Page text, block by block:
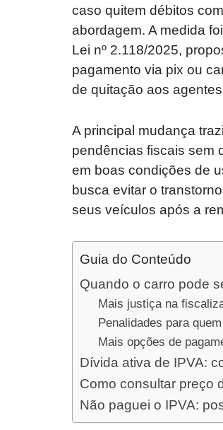
caso quitem débitos
abordagem. A medida
Lei nº 2.118/2025,
pagamento via pix ou
de quitação aos
A principal mudança
pendências fiscais sem
em boas condições de
busca evitar o
seus veículos após a
Guia do Conteúdo
Quando o carro pode
Mais justiça na
Penalidades para
Mais opções de
Dívida ativa de IPVA:
Como consultar preço
Não paguei o IPVA: